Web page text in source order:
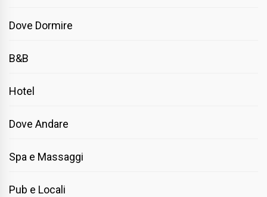
Dove Dormire
B&B
Hotel
Dove Andare
Spa e Massaggi
Pub e Locali